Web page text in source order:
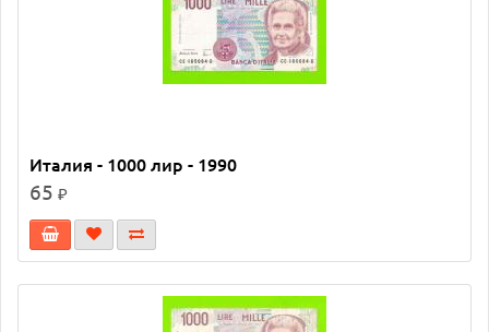
Италия - 1000 лир - 1990
65 ₽